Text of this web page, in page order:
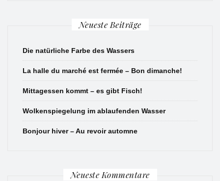
Neueste Beiträge
Die natürliche Farbe des Wassers
La halle du marché est fermée – Bon dimanche!
Mittagessen kommt – es gibt Fisch!
Wolkenspiegelung im ablaufenden Wasser
Bonjour hiver – Au revoir automne
Neueste Kommentare